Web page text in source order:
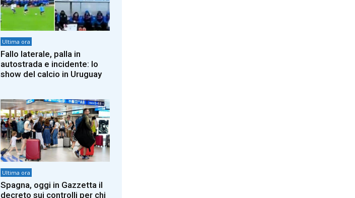
Ultima ora
Fallo laterale, palla in
autostrada e incidente: lo
show del calcio in Uruguay
Ultima ora
Spagna, oggi in Gazzetta il
decreto sui controlli per chi